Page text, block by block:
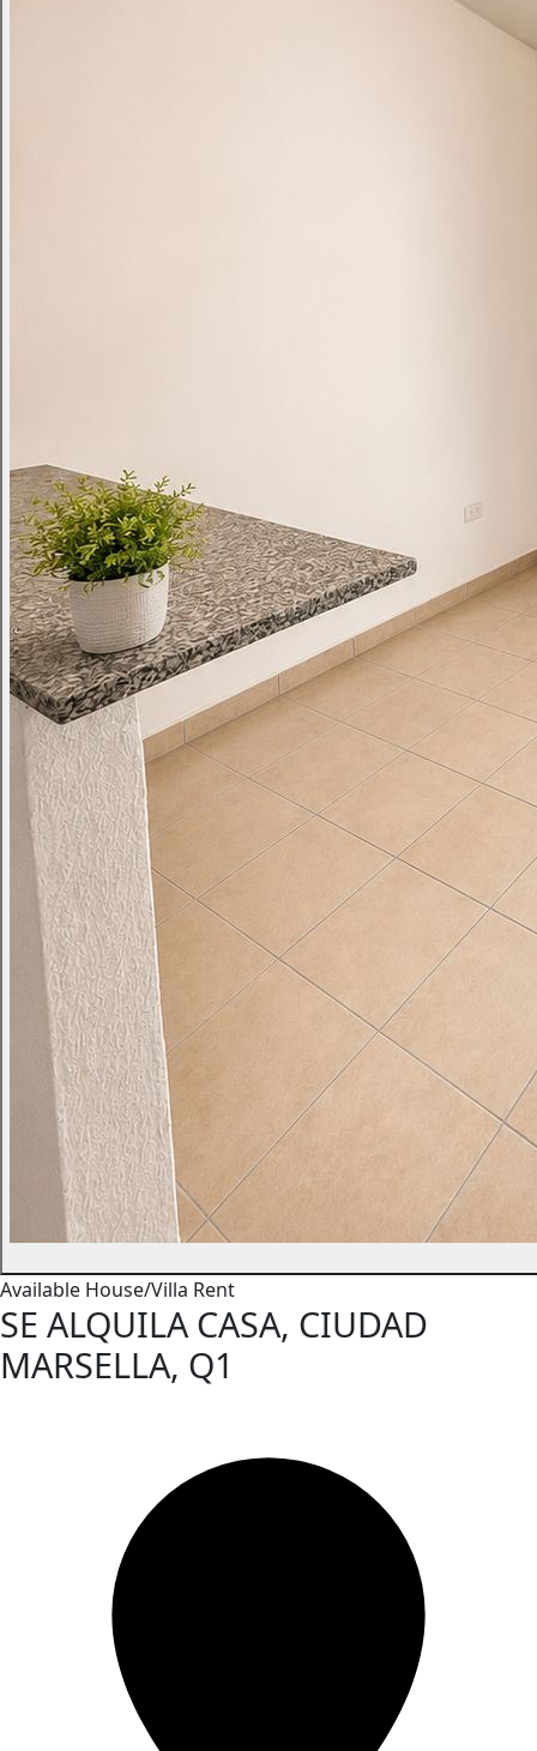
Available House/Villa Rent
SE ALQUILA CASA, CIUDAD
MARSELLA, Q1